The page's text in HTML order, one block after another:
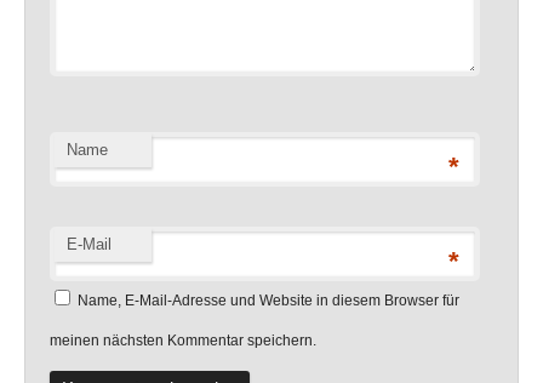
Name
*
E-Mail
*
Name, E-Mail-Adresse und Website in diesem Browser für
meinen nächsten Kommentar speichern.